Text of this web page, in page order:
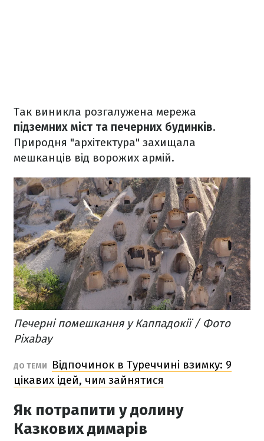
Так виникла розгалужена мережа
підземних міст та печерних будинків.
Природня "архітектура" захищала
мешканців від ворожих армій.
Печерні помешкання у Каппадокії / Фото
Pixabay
ДО ТЕМИ
Відпочинок в Туреччині взимку: 9
цікавих ідей, чим зайнятися
Як потрапити у долину
Казкових димарів